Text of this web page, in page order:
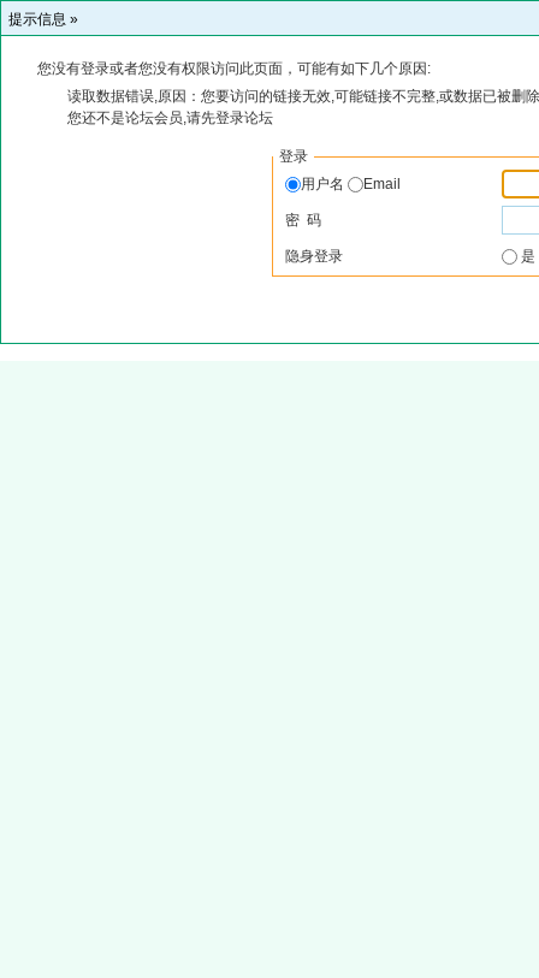
提示信息 »
您没有登录或者您没有权限访问此页面，可能有如下几个原因:
读取数据错误,原因：您要访问的链接无效,可能链接不完整,或数据已被删
您还不是论坛会员,请先登录论坛
登录
用户名
Email
密 码
隐身登录